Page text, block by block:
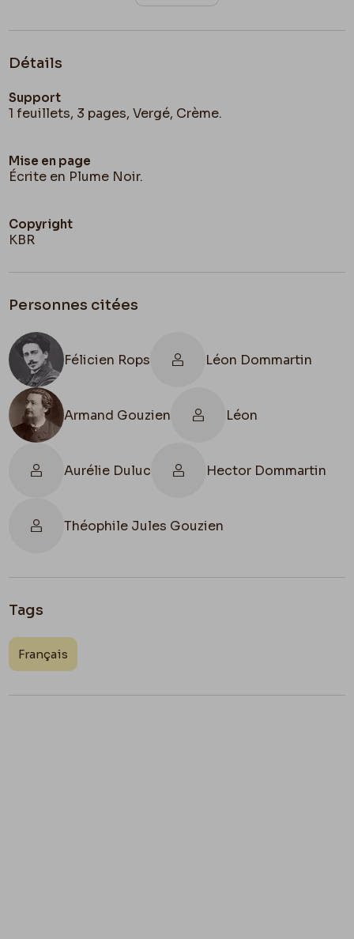
Détails
Support
1 feuillets, 3 pages, Vergé, Crème.
Mise en page
Écrite en Plume Noir.
Copyright
KBR
Personnes citées
Félicien Rops Léon Dommartin
Armand Gouzien Léon
Aurélie Duluc Hector Dommartin
Théophile Jules Gouzien
Tags
Français